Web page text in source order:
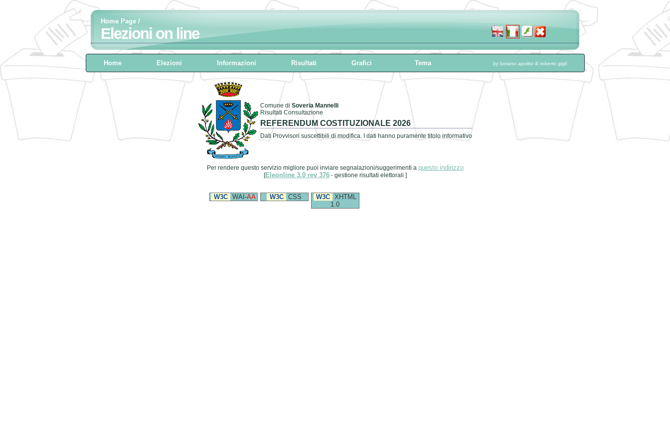
Home Page /
Elezioni on line
Home Elezioni Informazioni Risultati Grafici Tema by luciano apolito & roberto gigli
Comune di Soveria Mannelli
Risultati Consultazione
REFERENDUM COSTITUZIONALE 2026
Dati Provvisori suscettibili di modifica. I dati hanno puramente titolo informativo
Per rendere questo servizio migliore puoi inviare segnalazioni/suggerimenti a questo indirizzo
[Eleonline 3.0 rev 376- gestione risultati elettorali ]
W3C WAI-AA W3C CSS W3C
XHTML
1.0